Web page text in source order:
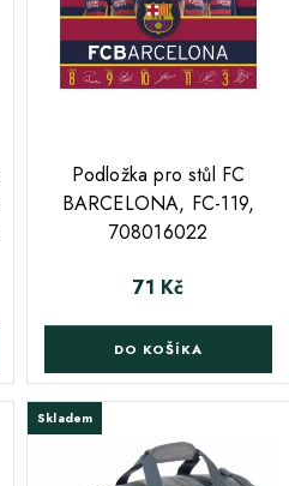
Podložka pro stůl FC
BARCELONA, FC-119,
708016022
Cena
71 Kč
DO KOŠÍKA
Skladem